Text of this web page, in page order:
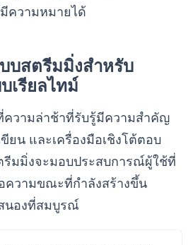
ความหมายได้
บสตรีมมิ่งสำหรับ
เรียลไทม์
ความล่าช้าที่รับรู้มีความสำคัญ
ยน และเครื่องมือเชิงโต้ตอบ
มมิ่งจะมอบประสบการณ์ผู้ใช้ที่
ความขณะที่กำลังสร้างขึ้น
นองที่สมบูรณ์